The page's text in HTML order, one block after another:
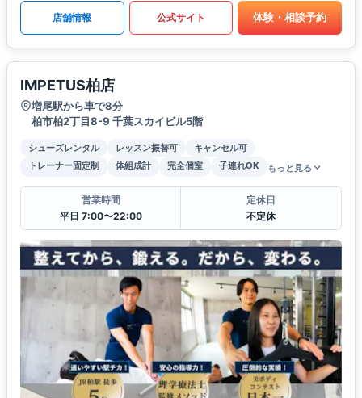
店舗情報 公式サイト 体験・相談予約
IMPETUS柏店
増尾駅から車で8分
柏市柏2丁目8-9 千葉スカイビル5階
シューズレンタル レッスン振替可
キャンセル可
トレーナー固定制
体組成計 完全個室 子連れOK もっと見る
営業時間
平日 7:00〜22:00
定休日
不定休